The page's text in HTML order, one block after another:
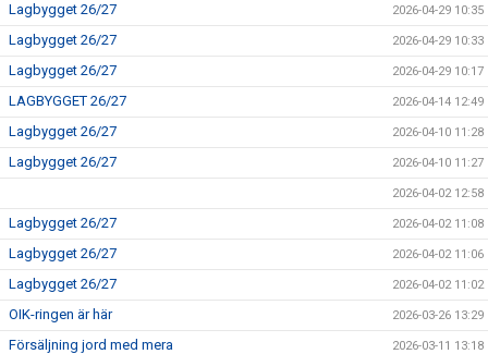
Lagbygget 26/27 2026-04-29 10:35
Lagbygget 26/27 2026-04-29 10:33
Lagbygget 26/27 2026-04-29 10:17
LAGBYGGET 26/27 2026-04-14 12:49
Lagbygget 26/27 2026-04-10 11:28
Lagbygget 26/27 2026-04-10 11:27
2026-04-02 12:58
Lagbygget 26/27 2026-04-02 11:08
Lagbygget 26/27 2026-04-02 11:06
Lagbygget 26/27 2026-04-02 11:02
OIK-ringen är här 2026-03-26 13:29
Försäljning jord med mera 2026-03-11 13:18